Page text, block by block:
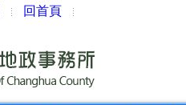
回首頁